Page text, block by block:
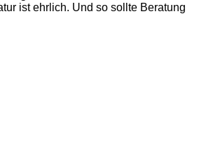
ist ehrlich. Und so sollte Beratung